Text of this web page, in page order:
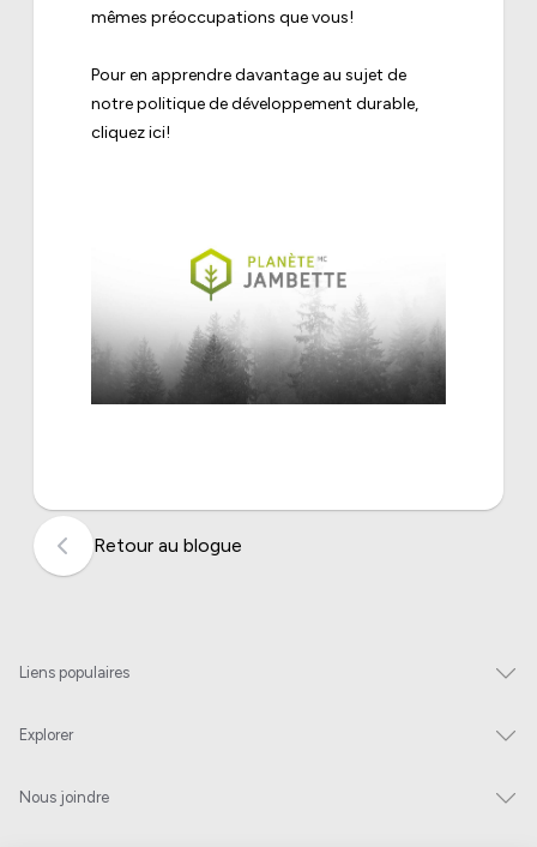
mêmes préoccupations que vous!
Pour en apprendre davantage au sujet de
notre politique de développement durable,
cliquez ici!
Retour au blogue
Liens populaires
Explorer
Nous joindre